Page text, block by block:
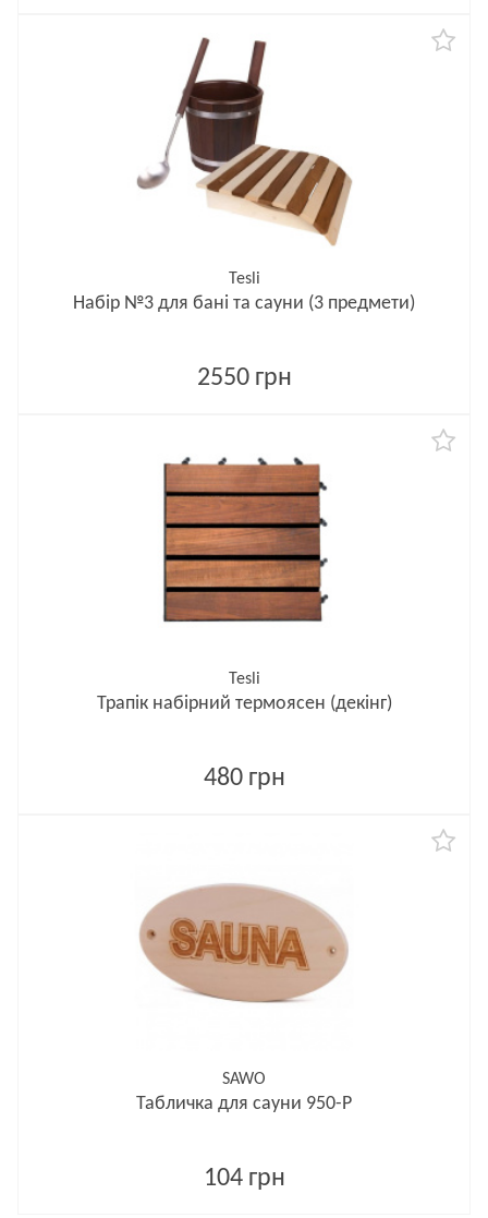
Tesli
Набір №3 для бані та сауни (3 предмети)
2550 грн
Tesli
Трапік набірний термоясен (декінг)
480 грн
SAWO
Табличка для сауни 950-P
104 грн